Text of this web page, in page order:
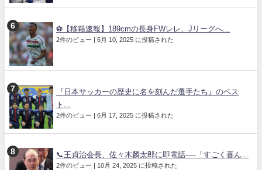
⚽【移籍速報】189cmの長身FWレレ、Jリーグへ...
2件のビュー 6月 10, 2025 に投稿された
『日本サッカーの歴史に名を刻んだ選手たち』のベス
ト...
2件のビュー 6月 17, 2025 に投稿された
📞王貞治会長、佐々木麟太郎に即電話──「すごく喜ん...
2件のビュー 10月 24, 2025 に投稿された